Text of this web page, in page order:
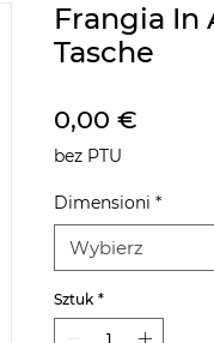
Frangia In
Tasche
0,00 €
bez PTU
Dimensioni *
Wybierz
Sztuk *